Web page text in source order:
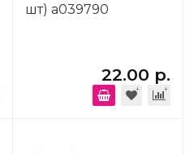
шт) a039790
22.00 р.